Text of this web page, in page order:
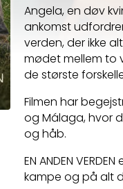
Angela, en døv
ankomst
verden, der ikke
mødet mellem to
de største
Filmen har
og Málaga, hvor
og håb.
EN ANDEN
kampe og på alt